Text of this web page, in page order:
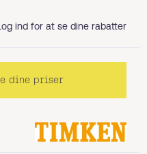
ind for at se dine rabatter
dine priser